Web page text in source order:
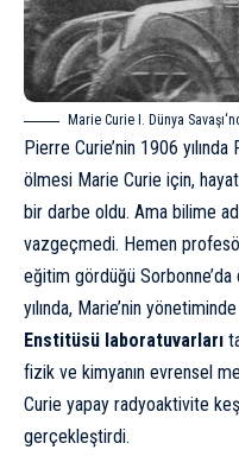
Marie Curie I. Dünya Savaşı
Pierre Curie’nin 1906
ölmesi Marie Curie için,
bir darbe oldu. Ama bilime
vazgeçmedi. Hemen
eğitim gördüğü
yılında, Marie’nin
Enstitüsü laboratuvarları
fizik ve kimyanın evrensel
Curie yapay radyoaktivite
gerçekleştirdi.